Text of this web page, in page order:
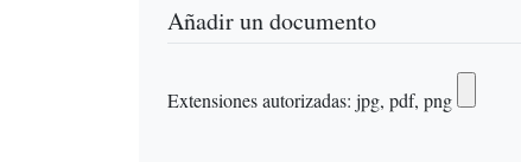
Añadir un documento
Extensiones autorizadas: jpg, pdf, png